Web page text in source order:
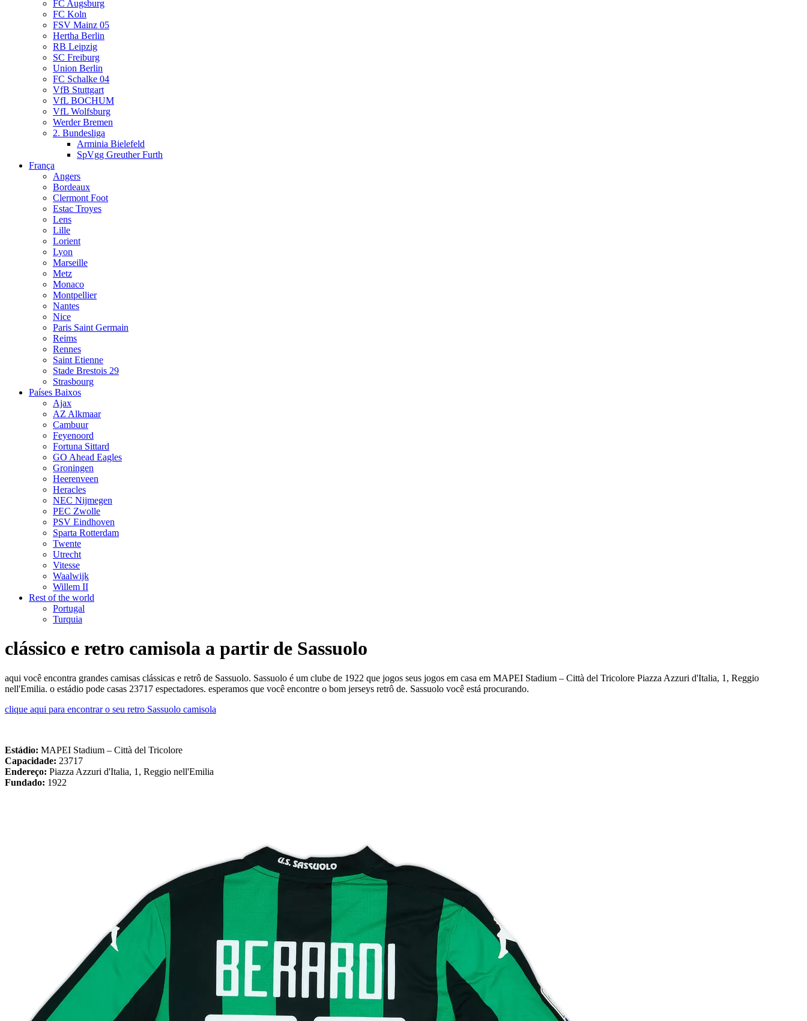
FC Augsburg
FC Koln
FSV Mainz 05
Hertha Berlin
RB Leipzig
SC Freiburg
Union Berlin
FC Schalke 04
VfB Stuttgart
VfL BOCHUM
VfL Wolfsburg
Werder Bremen
2. Bundesliga
Arminia Bielefeld
SpVgg Greuther Furth
França
Angers
Bordeaux
Clermont Foot
Estac Troyes
Lens
Lille
Lorient
Lyon
Marseille
Metz
Monaco
Montpellier
Nantes
Nice
Paris Saint Germain
Reims
Rennes
Saint Etienne
Stade Brestois 29
Strasbourg
Países Baixos
Ajax
AZ Alkmaar
Cambuur
Feyenoord
Fortuna Sittard
GO Ahead Eagles
Groningen
Heerenveen
Heracles
NEC Nijmegen
PEC Zwolle
PSV Eindhoven
Sparta Rotterdam
Twente
Utrecht
Vitesse
Waalwijk
Willem II
Rest of the world
Portugal
Turquia
clássico e retro camisola a partir de Sassuolo
aqui você encontra grandes camisas clássicas e retrô de Sassuolo. Sassuolo é um clube de 1922 que jogos seus jogos em casa em MAPEI Stadium – Città del Tricolore Piazza Azzuri d'Italia, 1, Reggio
nell'Emilia. o estádio pode casas 23717 espectadores. esperamos que você encontre o bom jerseys retrô de. Sassuolo você está procurando.
clique aqui para encontrar o seu retro Sassuolo camisola
Estádio: MAPEI Stadium – Città del Tricolore
Capacidade: 23717
Endereço: Piazza Azzuri d'Italia, 1, Reggio nell'Emilia
Fundado: 1922